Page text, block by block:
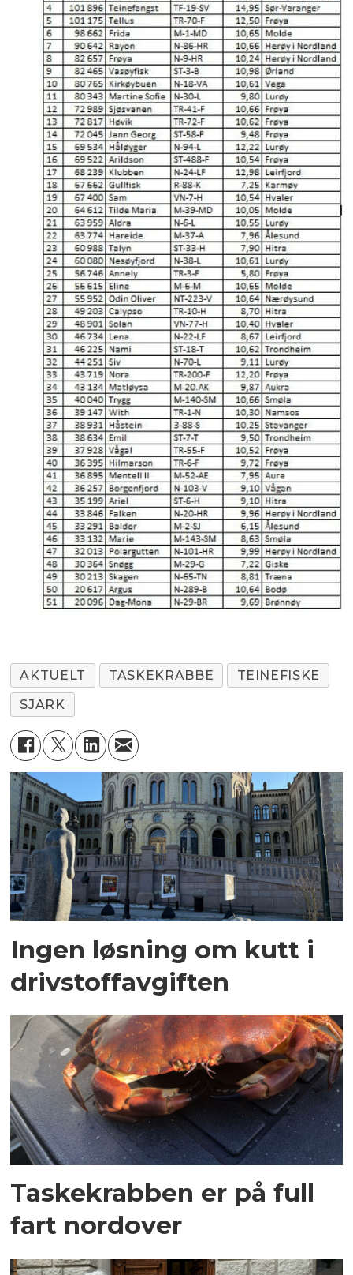
AKTUELT TASKEKRABBE
TEINEFISKE
SJARK
Ingen løsning om kutt i
drivstoffavgiften
Taskekrabben er på full
fart nordover